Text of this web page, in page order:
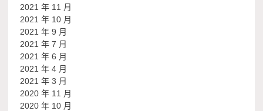
2021 年 11 月
2021 年 10 月
2021 年 9 月
2021 年 7 月
2021 年 6 月
2021 年 4 月
2021 年 3 月
2020 年 11 月
2020 年 10 月